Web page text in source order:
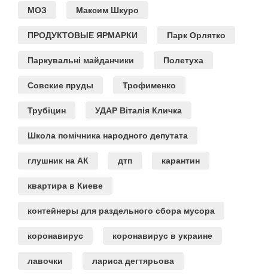
МОЗ Максим Шкуро
ПРОДУКТОВЫЕ ЯРМАРКИ Парк Орлятко
Паркувальні майданчики Полетуха
Совские пруды Трофименко
Трубіцин УДАР Віталія Кличка
Школа помічника народного депутата
глушник на АК дтп карантин
квартира в Киеве
контейнеры для раздельного сбора мусора
коронавирус коронавирус в украине
лавочки лариса дегтярьова